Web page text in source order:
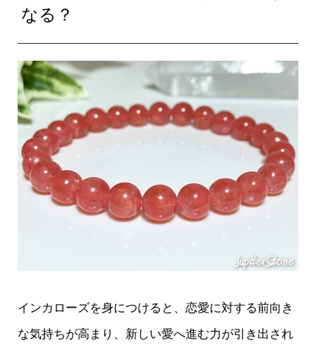
なる？
インカローズを身につけると、恋愛に対する前向き
な気持ちが高まり、新しい愛へ進む力が引き出され